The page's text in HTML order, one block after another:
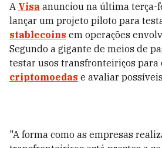
A Visa anunciou na última terça-
lançar um projeto piloto para
stablecoins em operações
Segundo a gigante de meios de
testar usos transfronteiriços para
criptomoedas e avaliar
"A forma como as empresas